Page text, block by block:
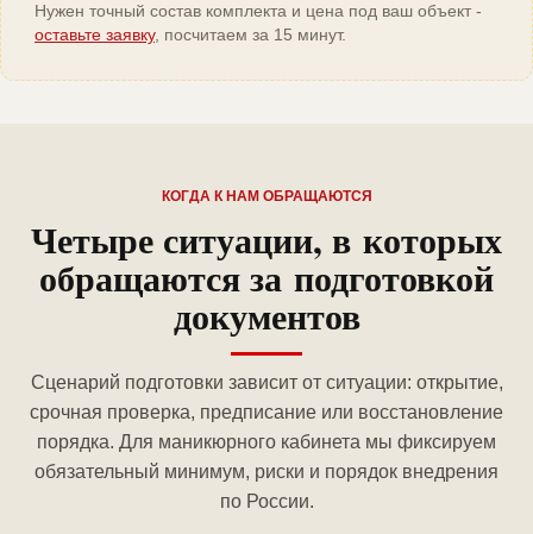
Нужен точный состав комплекта и цена под ваш объект -
оставьте заявку, посчитаем за 15 минут.
КОГДА К НАМ ОБРАЩАЮТСЯ
Четыре ситуации, в которых
обращаются за подготовкой
документов
Сценарий подготовки зависит от ситуации: открытие,
срочная проверка, предписание или восстановление
порядка. Для маникюрного кабинета мы фиксируем
обязательный минимум, риски и порядок внедрения
по России.